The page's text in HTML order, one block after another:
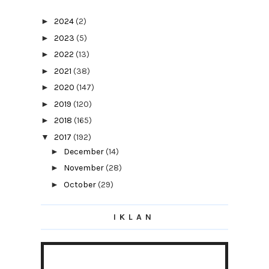
► 2024(2)
► 2023 (5)
► 2022 (13)
► 2021 (38)
► 2020 (147)
► 2019 (120)
► 2018 (165)
▼ 2017 (192)
► December(14)
► November(28)
►October(29)
IKLAN